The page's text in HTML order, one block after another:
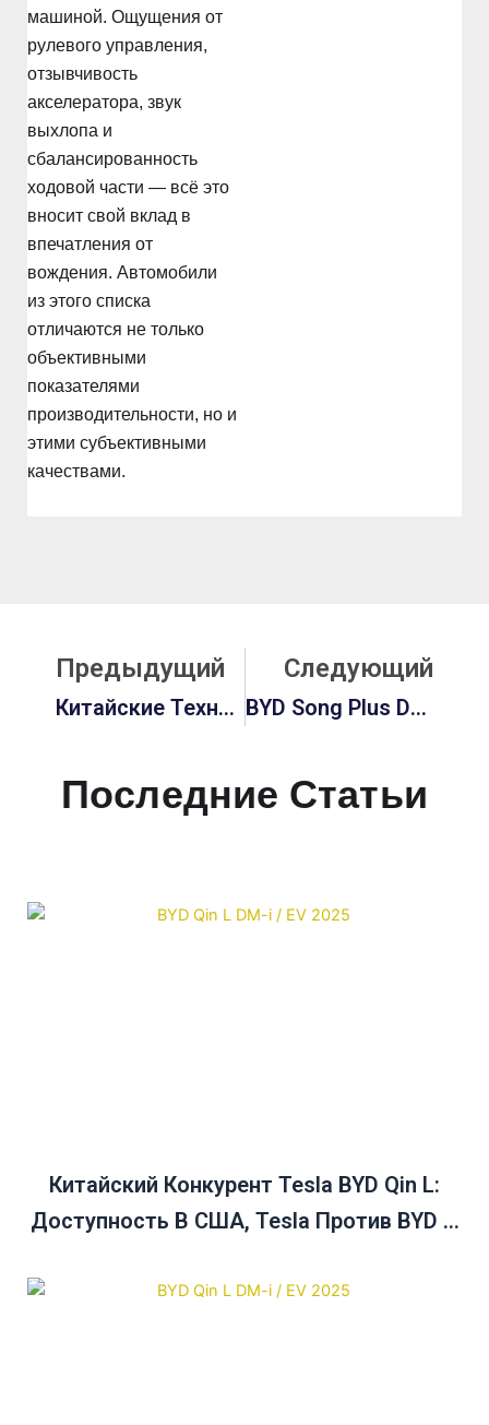
машиной. Ощущения от
рулевого управления,
отзывчивость
акселератора, звук
выхлопа и
сбалансированность
ходовой части — всё это
вносит свой вклад в
впечатления от
вождения. Автомобили
из этого списка
отличаются не только
объективными
показателями
производительности, но и
этими субъективными
качествами.
Предыдущий
Китайские Технологии Производства Аккумуляторов Для Электромобилей: Инженерное Чудо, Питающее Глобальную Электрическую Революцию
Следующий
BYD Song Plus DM-I: Полное Руководство По Характеристикам, Производительности И Ценам На 2026 Год
Последние Статьи
Китайский Конкурент Tesla BYD Qin L:
Доступность В США, Tesla Против BYD И